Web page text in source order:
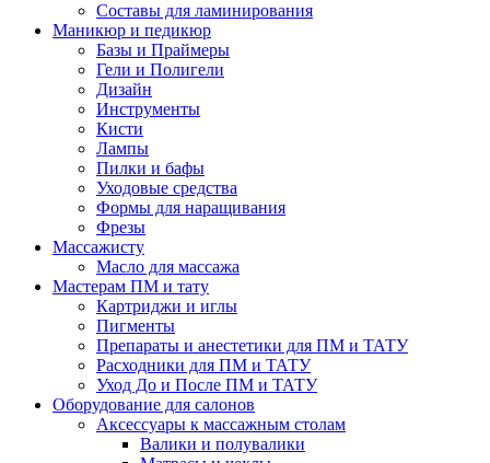
Составы для ламинирования
Маникюр и педикюр
Базы и Праймеры
Гели и Полигели
Дизайн
Инструменты
Кисти
Лампы
Пилки и бафы
Уходовые средства
Формы для наращивания
Фрезы
Массажисту
Масло для массажа
Мастерам ПМ и тату
Картриджи и иглы
Пигменты
Препараты и анестетики для ПМ и ТАТУ
Расходники для ПМ и ТАТУ
Уход До и После ПМ и ТАТУ
Оборудование для салонов
Аксессуары к массажным столам
Валики и полувалики